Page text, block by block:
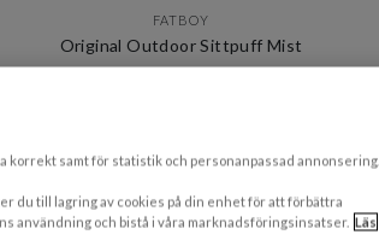
FATBOY
Original Outdoor Sittpuff Mist
Rek. pris 3 369 kr​​
PRISMATCHAD
samt för statistik och personanpassad annonsering.
du till lagring av cookies på din enhet för att förbättra
användning och bistå i våra marknadsföringsinsatser. Läs